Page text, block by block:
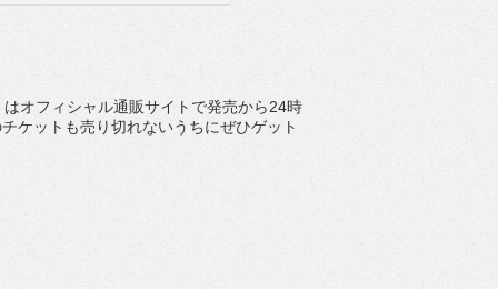
オフィシャル通販サイトで発売から24時
ケットも売り切れないうちにぜひゲット